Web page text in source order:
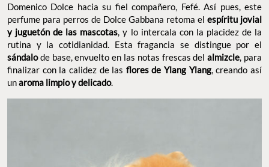
Domenico Dolce hacia su fiel compañero, Fefé. Así pues, este
perfume para perros de Dolce Gabbana retoma el espíritu jovial
y juguetón de las mascotas , y lo intercala con la placidez de la
rutina y la cotidianidad. Esta fragancia se distingue por el
sándalode base, envuelto en las notas frescas delalmizcle , para
finalizar con la calidez de las flores de Ylang Ylang, creando así
unaroma limpio y delicado.